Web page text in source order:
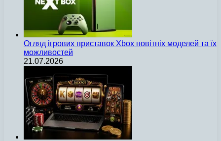
Огляд ігрових приставок Xbox новітніх моделей та їх
можливостей
21.07.2026